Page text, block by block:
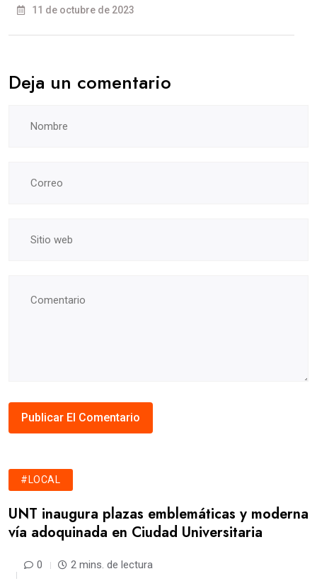
11 de octubre de 2023
Deja un comentario
#LOCAL
UNT inaugura plazas emblemáticas y moderna
vía adoquinada en Ciudad Universitaria
0 2 mins. de lectura